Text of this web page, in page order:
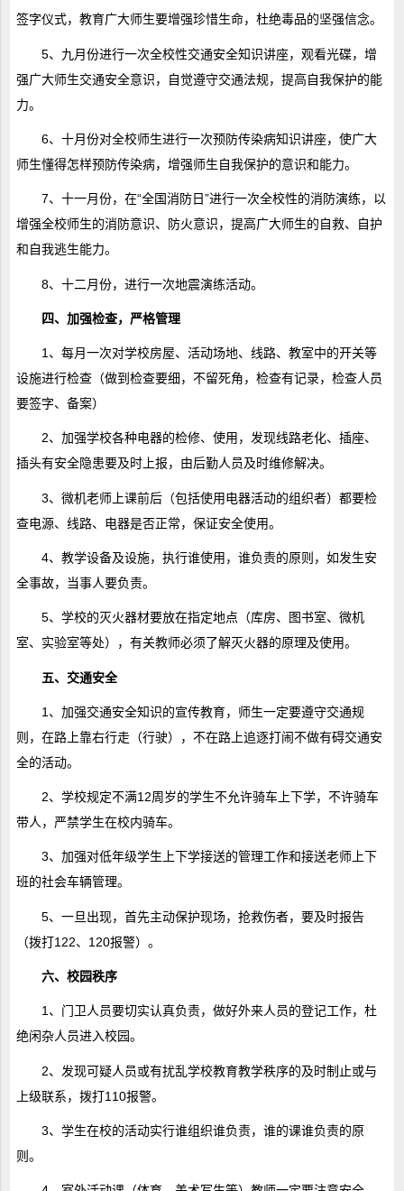
签字仪式，教育广大师生要增强珍惜生命，杜绝毒品的坚强信念。
5、九月份进行一次全校性交通安全知识讲座，观看光碟，增
强广大师生交通安全意识，自觉遵守交通法规，提高自我保护的能
力。
6、十月份对全校师生进行一次预防传染病知识讲座，使广大
师生懂得怎样预防传染病，增强师生自我保护的意识和能力。
7、十一月份，在“全国消防日”进行一次全校性的消防演练，以
增强全校师生的消防意识、防火意识，提高广大师生的自救、自护
和自我逃生能力。
8、十二月份，进行一次地震演练活动。
四、加强检查，严格管理
1、每月一次对学校房屋、活动场地、线路、教室中的开关等
设施进行检查（做到检查要细，不留死角，检查有记录，检查人员
要签字、备案）
2、加强学校各种电器的检修、使用，发现线路老化、插座、
插头有安全隐患要及时上报，由后勤人员及时维修解决。
3、微机老师上课前后（包括使用电器活动的组织者）都要检
查电源、线路、电器是否正常，保证安全使用。
4、教学设备及设施，执行谁使用，谁负责的原则，如发生安
全事故，当事人要负责。
5、学校的灭火器材要放在指定地点（库房、图书室、微机
室、实验室等处），有关教师必须了解灭火器的原理及使用。
五、交通安全
1、加强交通安全知识的宣传教育，师生一定要遵守交通规
则，在路上靠右行走（行驶），不在路上追逐打闹不做有碍交通安
全的活动。
2、学校规定不满12周岁的学生不允许骑车上下学，不许骑车
带人，严禁学生在校内骑车。
3、加强对低年级学生上下学接送的管理工作和接送老师上下
班的社会车辆管理。
5、一旦出现，首先主动保护现场，抢救伤者，要及时报告
（拨打122、120报警）。
六、校园秩序
1、门卫人员要切实认真负责，做好外来人员的登记工作，杜
绝闲杂人员进入校园。
2、发现可疑人员或有扰乱学校教育教学秩序的及时制止或与
上级联系，拨打110报警。
3、学生在校的活动实行谁组织谁负责，谁的课谁负责的原
则。